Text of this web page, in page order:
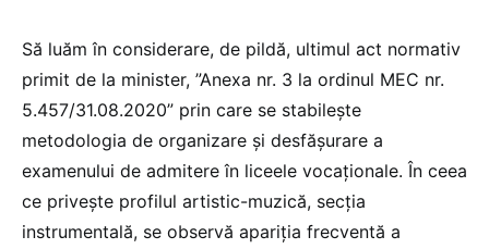
Să luăm în considerare, de pildă, ultimul act normativ
primit de la minister, ”Anexa nr. 3 la ordinul MEC nr.
5.457/31.08.2020” prin care se stabilește
metodologia de organizare și desfășurare a
examenului de admitere în liceele vocaționale. În ceea
ce privește profilul artistic-muzică, secția
instrumentală, se observă apariția frecventă a